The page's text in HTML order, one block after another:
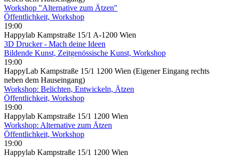
Workshop "Alternative zum Ätzen"
Öffentlichkeit, Workshop
19:00
Happylab Kampstraße 15/1 A-1200 Wien
3D Drucker - Mach deine Ideen
Bildende Kunst, Zeitgenössische Kunst, Workshop
19:00
HappyLab Kampstraße 15/1 1200 Wien (Eigener Eingang rechts
neben dem Hauseingang)
Workshop: Belichten, Entwickeln, Ätzen
Öffentlichkeit, Workshop
19:00
Happylab Kampstraße 15/1 1200 Wien
Workshop: Alternative zum Ätzen
Öffentlichkeit, Workshop
19:00
Happylab Kampstraße 15/1 1200 Wien